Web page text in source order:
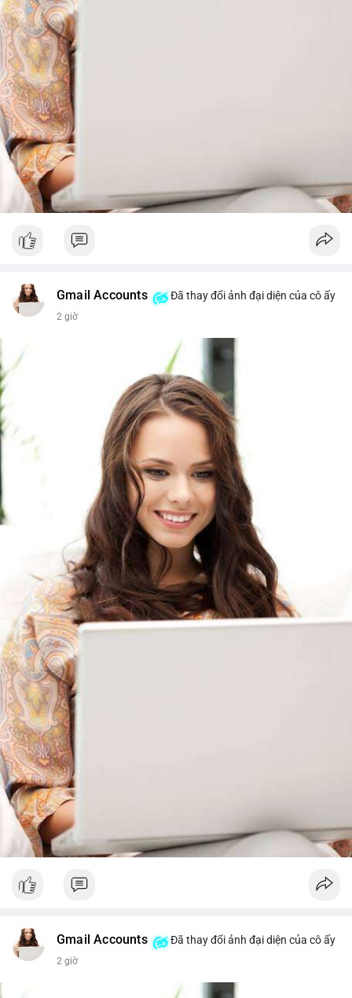
trước khi gia tăng vị thế.
Xem chi tiết các bài viết đầy đủ tại dòng thời gian của Vlike.vn!
#whalealertbtc
#brazilcryptoregulation
Gmail Accounts Đã thay đổi ảnh đại diện của cô ấy
2 giờ
Gmail Accounts Đã thay đổi ảnh đại diện của cô ấy
2 giờ